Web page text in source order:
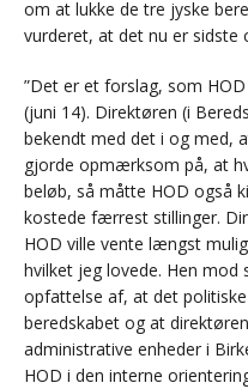
om at lukke de tre jyske
vurderet, at det nu er
”Det er et forslag, som
(juni 14). Direktøren (i
bekendt med det i og med,
gjorde opmærksom på, at
beløb, så måtte HOD også
kostede færrest stillinger.
HOD ville vente længst
hvilket jeg lovede. Hen mod
opfattelse af, at det
beredskabet og at
administrative enheder i
HOD i den interne